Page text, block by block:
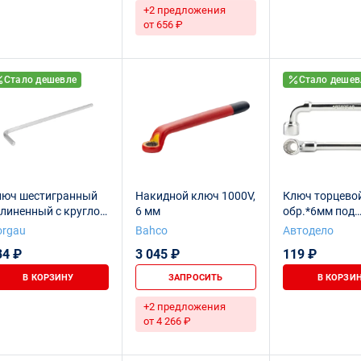
+2 предложения
от 656 ₽
Стало дешевле
шестигранный
с круглой
NORGAU
₽
В КОРЗИНУ
Накидной ключ 1000V,
6 мм
Bahco
3 045 ₽
ЗАПРОСИТЬ
+2 предложения
от 4 266 ₽
Стало
Ключ
обр.*6мм под
шпильку
Автодело
119 ₽
В